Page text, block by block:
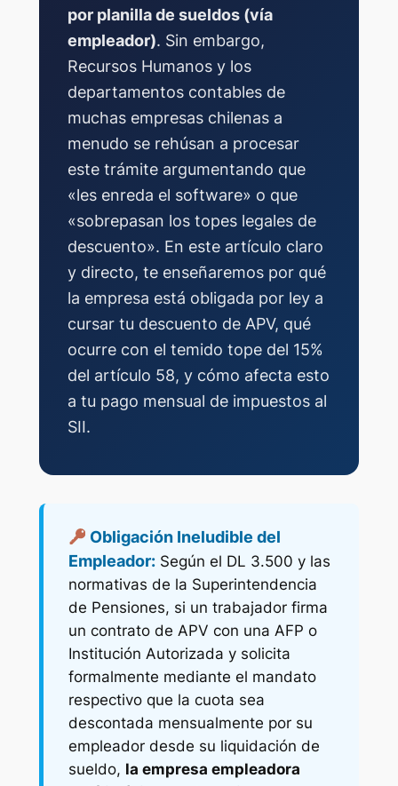
por planilla de sueldos (vía
empleador). Sin embargo,
Recursos Humanos y los
departamentos contables de
muchas empresas chilenas a
menudo se rehúsan a procesar
este trámite argumentando que
«les enreda el software» o que
«sobrepasan los topes legales de
descuento». En este artículo claro
y directo, te enseñaremos por qué
la empresa está obligada por ley a
cursar tu descuento de APV, qué
ocurre con el temido tope del 15%
del artículo 58, y cómo afecta esto
a tu pago mensual de impuestos al
SII.
Obligación Ineludible del
Empleador:Según el DL 3.500 y las
normativas de la Superintendencia
de Pensiones, si un trabajador firma
un contrato de APV con una AFP o
Institución Autorizada y solicita
formalmente mediante el mandato
respectivo que la cuota sea
descontada mensualmente por su
empleador desde su liquidación de
sueldo, la empresa empleadora